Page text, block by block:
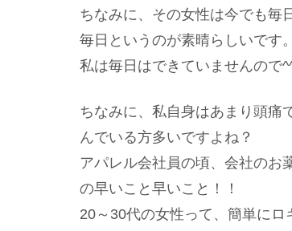
ちなみに、その女性は今でも毎
毎日というのが素晴らしいです。
私は毎日はできていませんので
ちなみに、私自身はあまり頭痛
んでいる方多いですよね？
アパレル会社員の頃、会社のお
の早いこと早いこと！！
20～30代の女性って、簡単に